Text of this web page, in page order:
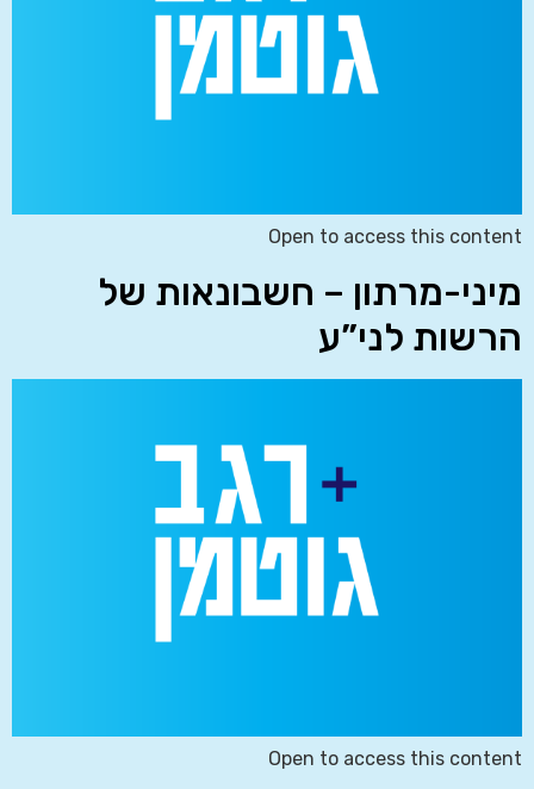
Open to access this content
מיני-מרתון – חשבונאות של
הרשות לני”ע
Open to access this content